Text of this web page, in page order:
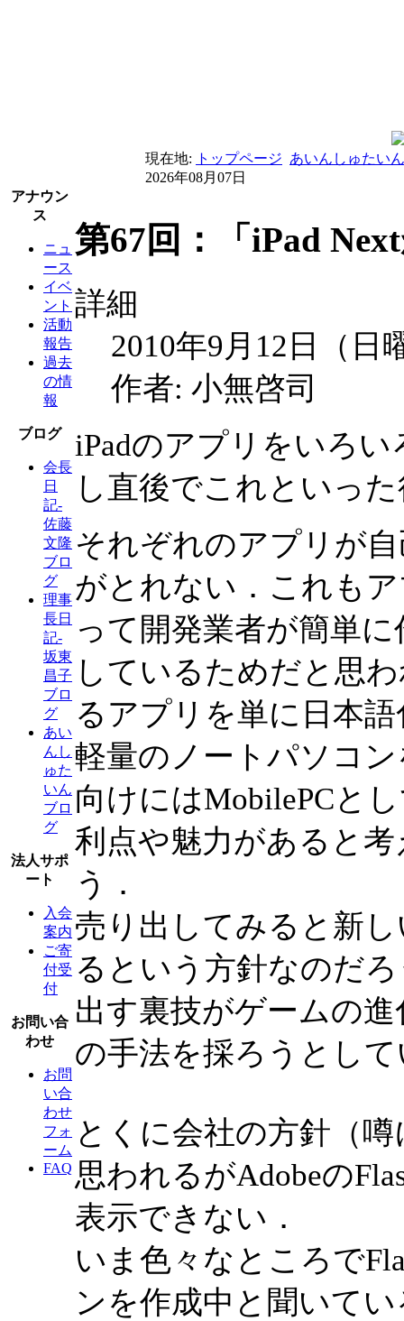
現在地: トップページ あいんしゅたい
2026年08月07日
アナウン
ス
ニュ
ース
イベ
ント
活動
報告
過去
の情
報
ブログ
会長
日
記-
佐藤
文隆
ブロ
グ
理事
長日
記-
坂東
昌子
ブロ
グ
あい
んし
ゅた
いん
ブロ
グ
法人サポ
ート
入会
案内
ご寄
付受
付
お問い合
わせ
お問
い合
わせ
フォ
ーム
FAQ
第67回：「iPad
詳細
2010年9月12日（日
作者: 小無啓司
iPadのアプリをいろ
し直後でこれといっ
それぞれのアプリが
がとれない．これも
って開発業者が簡単
しているためだと思
るアプリを単に日本
軽量のノートパソコ
向けにはMobilePCと
利点や魅力があると
う．
売り出してみると新
るという方針なのだ
出す裏技がゲームの
の手法を採ろうとし
とくに会社の方針（
思われるがAdobeの
表示できない．
いま色々なところで
ンを作成中と聞いて